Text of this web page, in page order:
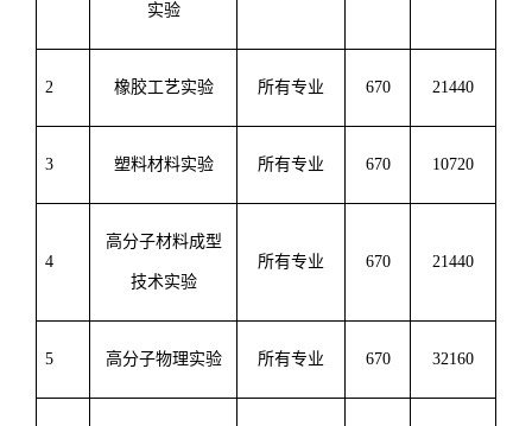
实验
2 橡胶工艺实验 所有专业 670 21440
3 塑料材料实验 所有专业 670 10720
4
高分子材料成型
技术实验
所有专业 670 21440
5 高分子物理实验 所有专业 670 32160